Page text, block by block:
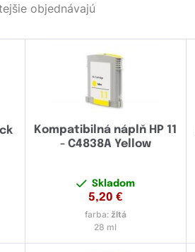
objednávajú
Kompatibilná náplň HP 11
- C4838A Yellow
Skladom
5,20 €
farba: žltá
28 ml